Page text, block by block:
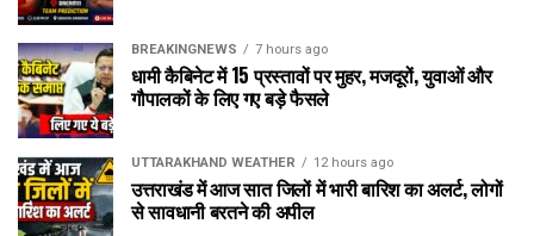
BREAKINGNEWS 7 hours ago
धामी कैबिनेट में 15 प्रस्तावों पर मुहर, मजदूरों, युवाओं और
गौपालकों के लिए गए बड़े फैसले
UTTARAKHAND WEATHER 12 hours ago
उत्तराखंड में आज सात जिलों में भारी बारिश का अलर्ट, लोगों
से सावधानी बरतने की अपील